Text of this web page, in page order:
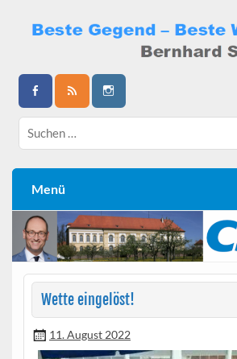
content
Bernhard Seidenath
Menü
Wette eingelöst!
11. August 2022